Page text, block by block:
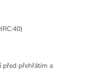
před přehřátím a